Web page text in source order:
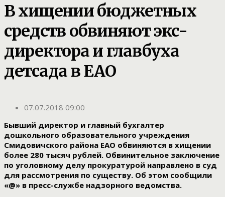
В хищении бюджетных
средств обвиняют экс-
директора и главбуха
детсада в ЕАО
07.07.2018 09:00
Бывший директор и главный бухгалтер
дошкольного образовательного учреждения
Смидовичского района ЕАО обвиняются в хищении
более 280 тысяч рублей. Обвинительное заключение
по уголовному делу прокуратурой направлено в суд
для рассмотрения по существу. Об этом сообщили
«@» в пресс-службе надзорного ведомства.